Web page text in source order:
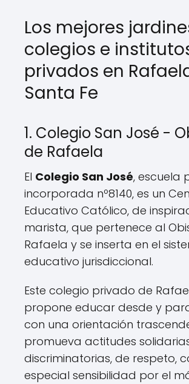
Los mejores
colegios e
privados en
Santa Fe
1. Colegio San José -
de Rafaela
El Colegio San José, escuela
incorporada nº8140, es un
Educativo Católico, de
marista, que pertenece al
Rafaela y se inserta en el
educativo jurisdiccional.
Este colegio privado de
propone educar desde y
con una orientación
promueva actitudes
discriminatorias, de respeto,
especial sensibilidad por el